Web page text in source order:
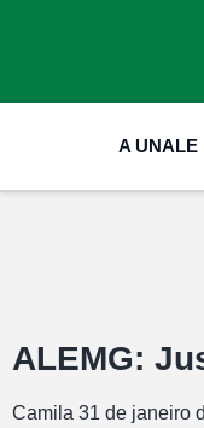
A UNALE
ALEMG:
Camila 31 de janeiro